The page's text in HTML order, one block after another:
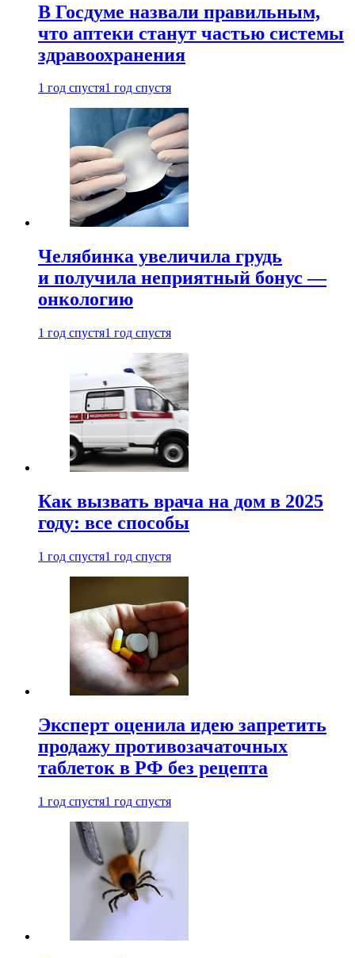
В Госдуме назвали правильным,
что аптеки станут частью системы
здравоохранения
1 год спустя1 год спустя
Челябинка увеличила грудь
и получила неприятный бонус —
онкологию
1 год спустя1 год спустя
Как вызвать врача на дом в 2025
году: все способы
1 год спустя1 год спустя
Эксперт оценила идею запретить
продажу противозачаточных
таблеток в РФ без рецепта
1 год спустя1 год спустя